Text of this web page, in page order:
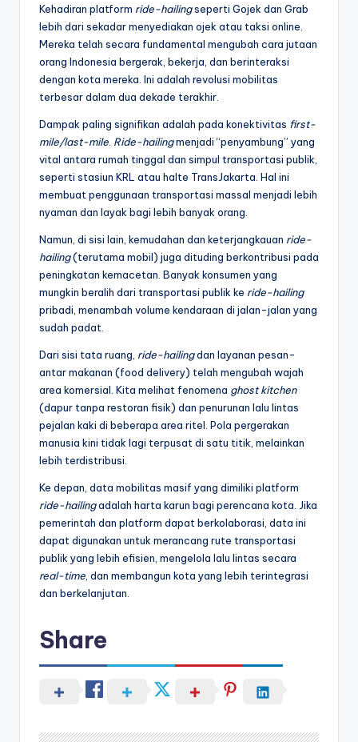
Kehadiran platform ride-hailingseperti Gojek dan Grab
lebih dari sekadar menyediakan ojek atau taksi online.
Mereka telah secara fundamental mengubah cara jutaan
orang Indonesia bergerak, bekerja, dan berinteraksi
dengan kota mereka. Ini adalah revolusi mobilitas
terbesar dalam dua dekade terakhir.
Dampak paling signifikan adalah pada konektivitas first-
mile/last-mile Ride-hailingmenjadi “penyambung” yang
vital antara rumah tinggal dan simpul transportasi publik,
seperti stasiun KRL atau halte TransJakarta. Hal ini
membuat penggunaan transportasi massal menjadi lebih
nyaman dan layak bagi lebih banyak orang.
Namun, di sisi lain, kemudahan dan keterjangkauan ride-
hailing(terutama mobil) juga dituding berkontribusi pada
peningkatan kemacetan. Banyak konsumen yang
mungkin beralih dari transportasi publik ke ride-hailing
pribadi, menambah volume kendaraan di jalan-jalan yang
sudah padat.
Dari sisi tata ruang, ride-hailingdan layanan pesan-
antar makanan (food delivery) telah mengubah wajah
area komersial. Kita melihat fenomena ghost kitchen
(dapur tanpa restoran fisik) dan penurunan lalu lintas
pejalan kaki di beberapa area ritel. Pola pergerakan
manusia kini tidak lagi terpusat di satu titik, melainkan
lebih terdistribusi.
Ke depan, data mobilitas masif yang dimiliki platform
ride-hailingadalah harta karun bagi perencana kota. Jika
pemerintah dan platform dapat berkolaborasi, data ini
dapat digunakan untuk merancang rute transportasi
publik yang lebih efisien, mengelola lalu lintas secara
real-time , dan membangun kota yang lebih terintegrasi
dan berkelanjutan.
Share